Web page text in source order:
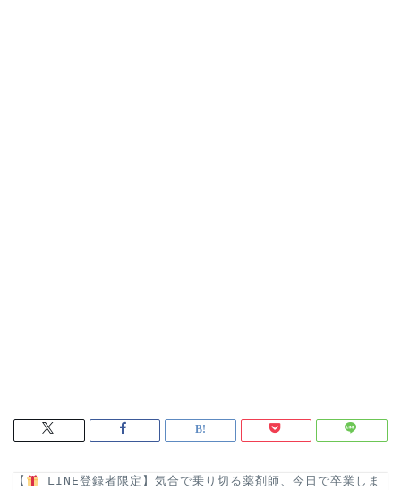
【 LINE登録者限定】気合で乗り切る薬剤師、今日で卒業しま